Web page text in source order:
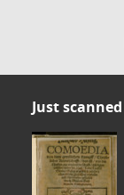
Just scanned